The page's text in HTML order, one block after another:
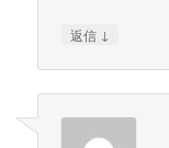
返信 ↓